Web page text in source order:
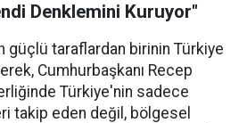
Denklemini Kuruyor"
güçlü taraflardan birinin Türkiye
Cumhurbaşkanı Recep
Türkiye'nin sadece
takip eden değil, bölgesel